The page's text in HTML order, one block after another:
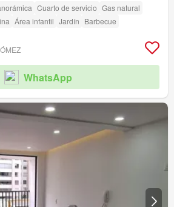
Cuarto de servicio Gas natural
Área infantil Jardín Barbecue
WhatsApp